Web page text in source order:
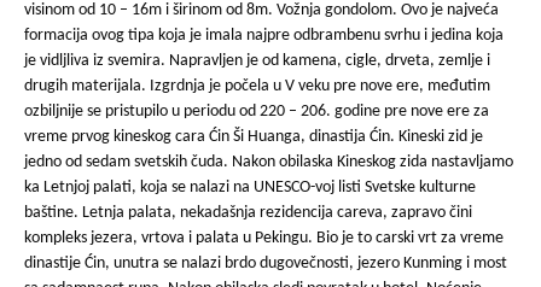
visinom od 10 – 16m i širinom od 8m. Vožnja gondolom. Ovo je najveća
formacija ovog tipa koja je imala najpre odbrambenu svrhu i jedina koja
je vidljliva iz svemira. Napravljen je od kamena, cigle, drveta, zemlje i
drugih materijala. Izgrdnja je počela u V veku pre nove ere, međutim
ozbiljnije se pristupilo u periodu od 220 – 206. godine pre nove ere za
vreme prvog kineskog cara Ćin Ši Huanga, dinastija Ćin. Kineski zid je
jedno od sedam svetskih čuda. Nakon obilaska Kineskog zida nastavljamo
ka Letnjoj palati, koja se nalazi na UNESCO-voj listi Svetske kulturne
baštine. Letnja palata, nekadašnja rezidencija careva, zapravo čini
kompleks jezera, vrtova i palata u Pekingu. Bio je to carski vrt za vreme
dinastije Ćin, unutra se nalazi brdo dugovečnosti, jezero Kunming i most